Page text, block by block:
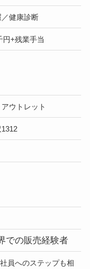
健康診断
円+残業手当
ウトレット
での販売経験者
員へのステップも相